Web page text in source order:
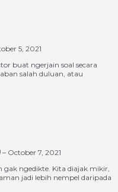
5, 2021
buat ngerjain soal secara
salah duluan, atau
– October 7, 2021
ngedikte. Kita diajak mikir,
jadi lebih nempel daripada